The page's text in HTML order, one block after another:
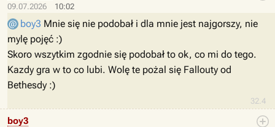
09.07.2026 10:02
32.4
boy3 Mnie się nie podobał i dla mnie jest najgorszy, nie
mylę pojęć :)
Skoro wszytkim zgodnie się podobał to ok, co mi do tego.
Kazdy gra w to co lubi. Wolę te pożal się Fallouty od
Bethesdy :)
boy3